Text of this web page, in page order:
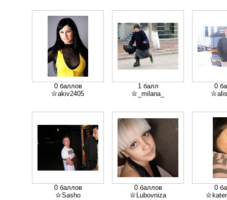
0 баллов
akiv2405
1 балл
_milana_
0
0 баллов
Sasho
0 баллов
Lubovniza
0